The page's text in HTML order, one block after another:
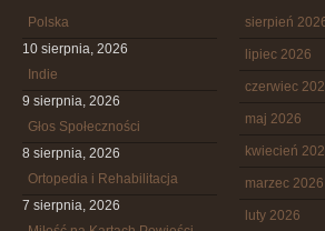
Polska
10 sierpnia, 2026
Indie
9 sierpnia, 2026
Głos Społeczności
8 sierpnia, 2026
Ortopedia i Rehabilitacja
7 sierpnia, 2026
sierpień
lipiec 2026
czerwiec
maj 2026
kwiecień
marzec 2026
luty 2026